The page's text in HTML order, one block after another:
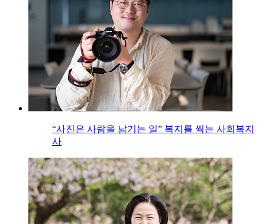
“사진은 사람을 남기는 일” 복지를 찍는 사회복지
사